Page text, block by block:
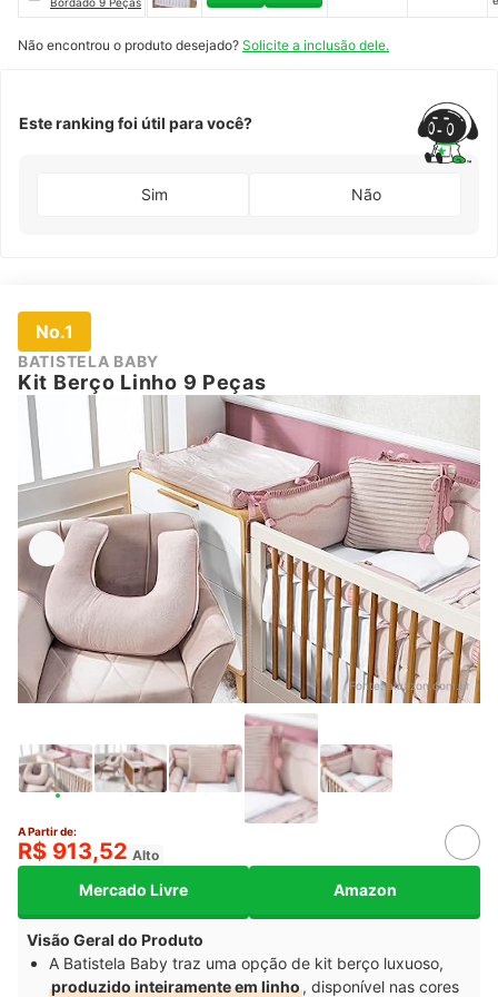
Não encontrou o produto desejado? Solicite a inclusão dele.
Este ranking foi útil para você?
Sim Não
No.1
BATISTELA BABY
Kit Berço Linho 9 Peças
Fonte:amazon.com.br
A Partir de:
R$ 913,52 Alto
Mercado Livre Amazon
Visão Geral do Produto
A Batistela Baby traz uma opção de kit berço luxuoso,
produzido inteiramente em linho, disponível nas cores